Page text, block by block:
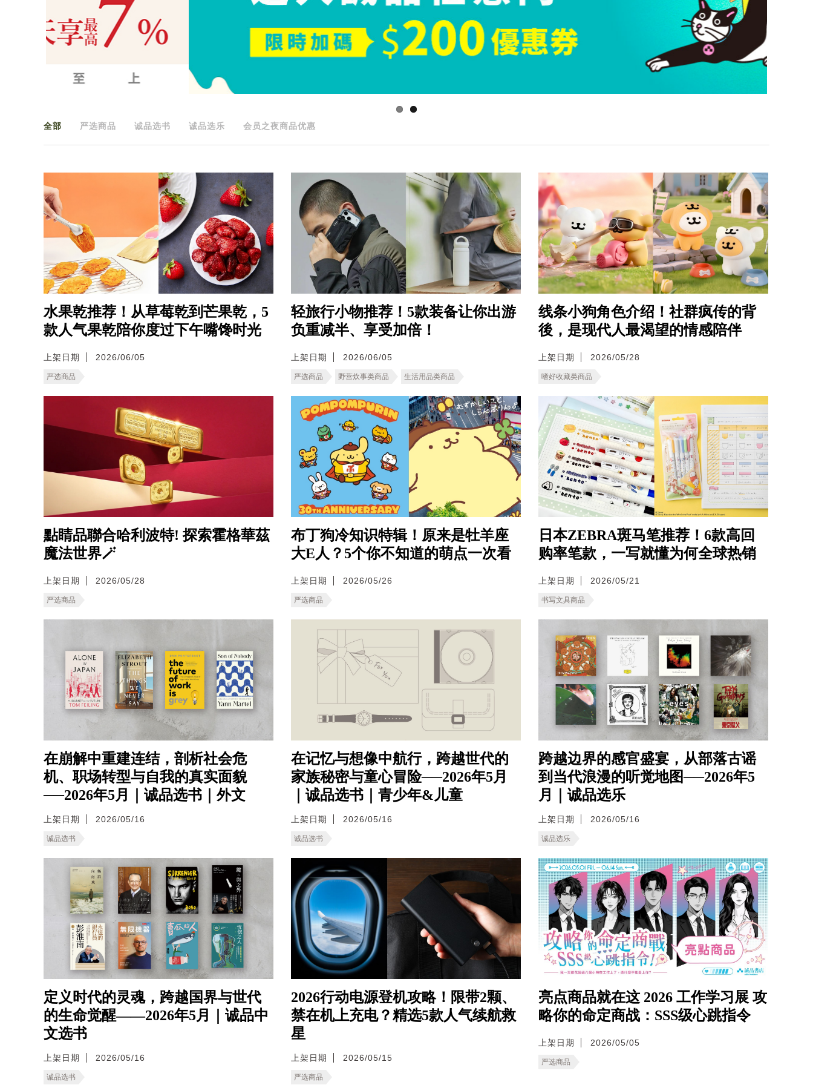
全部 严选商品 诚品选书 诚品选乐 会员之夜商品优惠
水果乾推荐！从草莓乾到芒果乾，5
款人气果乾陪你度过下午嘴馋时光
上架日期 2026/06/05
严选商品
轻旅行小物推荐！5款装备让你出游
负重减半、享受加倍！
上架日期 2026/06/05
严选商品 野营炊事类商品 生活用品类商品
线条小狗角色介绍！社群疯传的背
後，是现代人最渴望的情感陪伴
上架日期 2026/05/28
嗜好收藏类商品
點睛品聯合哈利波特! 探索霍格華茲
魔法世界🪄
上架日期 2026/05/28
严选商品
布丁狗冷知识特辑！原来是牡羊座
大E人？5个你不知道的萌点一次看
上架日期 2026/05/26
严选商品
日本ZEBRA斑马笔推荐！6款高回
购率笔款，一写就懂为何全球热销
上架日期 2026/05/21
书写文具商品
在崩解中重建连结，剖析社会危
机、职场转型与自我的真实面貌
──2026年5月｜诚品选书｜外文
上架日期 2026/05/16
诚品选书
在记忆与想像中航行，跨越世代的
家族秘密与童心冒险──2026年5月
｜诚品选书｜青少年&儿童
上架日期 2026/05/16
诚品选书
跨越边界的感官盛宴，从部落古谣
到当代浪漫的听觉地图──2026年5
月｜诚品选乐
上架日期 2026/05/16
诚品选乐
定义时代的灵魂，跨越国界与世代
的生命觉醒——2026年5月｜诚品中
文选书
上架日期 2026/05/16
诚品选书
2026行动电源登机攻略！限带2颗、
禁在机上充电？精选5款人气续航救
星
上架日期 2026/05/15
严选商品
亮点商品就在这 2026 工作学习展 攻
略你的命定商战：SSS级心跳指令
上架日期 2026/05/05
严选商品